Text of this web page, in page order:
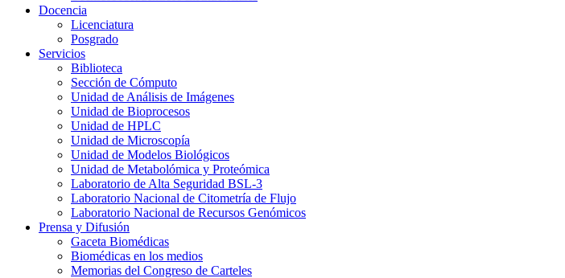
Docencia
Licenciatura
Posgrado
Servicios
Biblioteca
Sección de Cómputo
Unidad de Análisis de Imágenes
Unidad de Bioprocesos
Unidad de HPLC
Unidad de Microscopía
Unidad de Modelos Biológicos
Unidad de Metabolómica y Proteómica
Laboratorio de Alta Seguridad BSL-3
Laboratorio Nacional de Citometría de Flujo
Laboratorio Nacional de Recursos Genómicos
Prensa y Difusión
Gaceta Biomédicas
Biomédicas en los medios
Memorias del Congreso de Carteles